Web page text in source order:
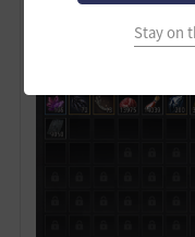
Stay on